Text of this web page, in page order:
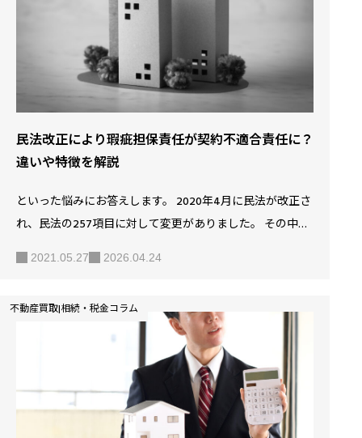
度を活用できる場面などについて解説します。 【5分でわ
民法改正により瑕疵担保責任が契約不適合責任に？
違いや特徴を解説
といった悩みにお答えします。 2020年4月に民法が改正さ
れ、民法の257項目に対して変更がありました。 その中、
うな点が変わったのでしょうか？ この記事では瑕疵担保責
任と契約不適合責任の違いや契約不適合責任に変わり新た
にできるようになったことなどについて解説します。 【5
分でわかる】マンション売却の流れと費用 SOLID HOUSEで
は、無料で査定を行っております。詳しくはSOLID HOUSE
の中古マンション買取サービス完全ガイド｜査…
2021.05.27 2026.04.24
不動産買取|相続・税金コラム